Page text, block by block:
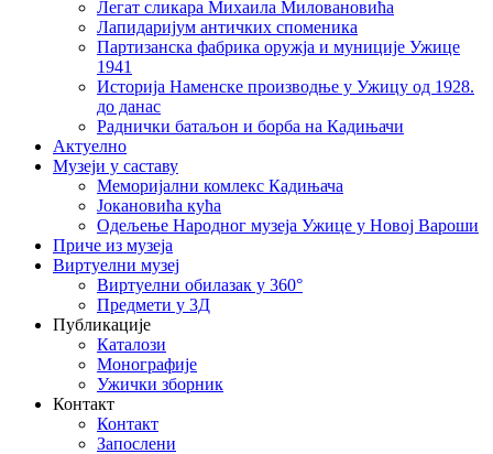
Легат сликара Михаила Миловановића
Лапидаријум античких споменика
Партизанска фабрика оружја и муниције Ужице
1941
Историја Наменске производње у Ужицу од 1928.
до данас
Раднички батаљон и борба на Кадињачи
Актуелно
Музеји у саставу
Меморијални комлекс Кадињача
Јокановића кућа
Oдељење Народног музеја Ужице у Новој Вароши
Приче из музеја
Виртуелни музеј
Виртуелни обилазак у 360°
Предмети у 3Д
Публикације
Каталози
Монографије
Ужички зборник
Контакт
Контакт
Запослени